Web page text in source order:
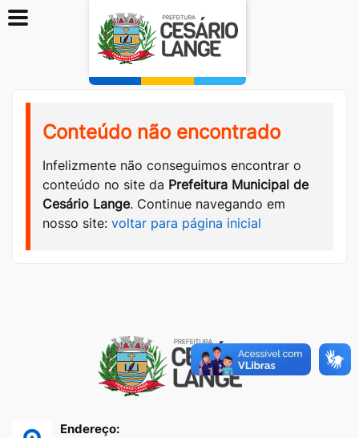
Conteúdo não encontrado
Infelizmente não conseguimos encontrar o
conteúdo no site da Prefeitura Municipal de
Cesário Lange. Continue navegando em
nosso site: voltar para página inicial
Endereço: